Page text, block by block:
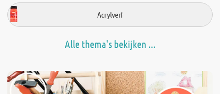
Acrylverf
Alle thema's bekijken ...